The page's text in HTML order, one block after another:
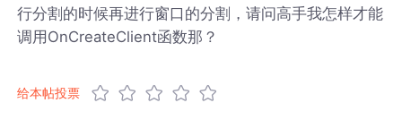
行分割的时候再进行窗口的分割，请问高手我怎样才能
调用OnCreateClient函数那？
给本帖投票